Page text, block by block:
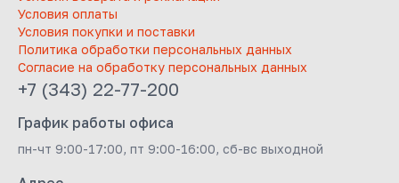
Условия оплаты
Условия покупки и поставки
Политика обработки персональных данных
Согласие на обработку персональных данных
+7 (343) 22-77-200
График работы офиса
пн-чт 9:00-17:00, пт 9:00-16:00, сб-вс выходной